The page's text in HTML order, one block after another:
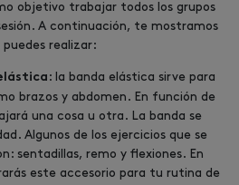
objetivo trabajar todos los grupos
A continuación, te mostramos
realizar:
: la banda elástica sirve para
brazos y abdomen. En función de
una cosa u otra. La banda se
Algunos de los ejercicios que se
sentadillas, remo y flexiones. En
este accesorio para tu rutina de